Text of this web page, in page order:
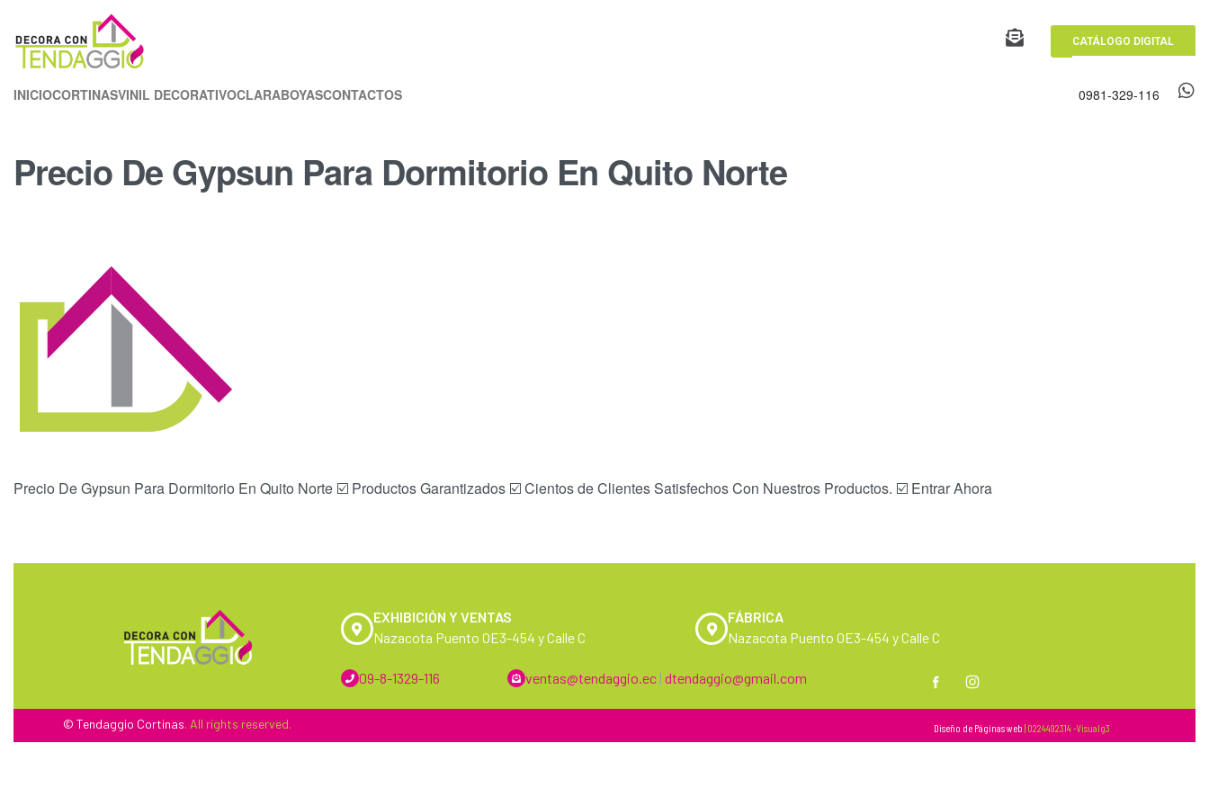
CATÁLOGO DIGITAL
INICIOCORTINASVINIL DECORATIVOCLARABOYASCONTACTOS 0981-329-116
Precio De Gypsun Para Dormitorio En Quito Norte
Precio De Gypsun Para Dormitorio En Quito Norte ☑️ Productos Garantizados ☑️ Cientos de Clientes Satisfechos Con Nuestros Productos. ☑️ Entrar Ahora
EXHIBICIÓN Y VENTAS
Nazacota Puento OE3-454 y Calle C
FÁBRICA
Nazacota Puento OE3-454 y Calle C
09-8-1329-116 ventas@tendaggio.ec | dtendaggio@gmail.com
© Tendaggio Cortinas. All rights reserved. Diseño de Páginas web | 0224492314 -Visualg3